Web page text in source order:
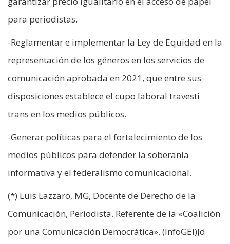
para periodistas.
-Reglamentar e implementar la Ley de Equidad en la
representación de los géneros en los servicios de
comunicación aprobada en 2021, que entre sus
disposiciones establece el cupo laboral travesti
trans en los medios públicos.
-Generar políticas para el fortalecimiento de los
medios públicos para defender la soberanía
informativa y el federalismo comunicacional.
(*) Luis Lazzaro, MG, Docente de Derecho de la
Comunicación, Periodista. Referente de la «Coalición
por una Comunicación Democrática». (InfoGEI)Jd